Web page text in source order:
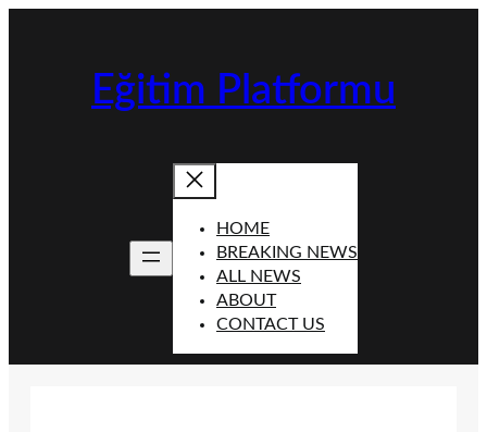
Eğitim Platformu
HOME
BREAKING NEWS
ALL NEWS
ABOUT
CONTACT US